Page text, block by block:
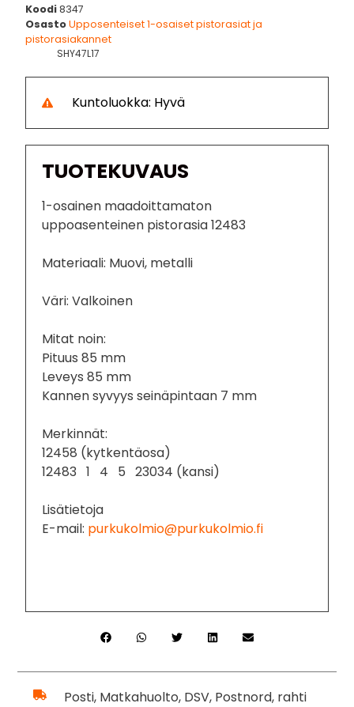
Koodi8347
OsastoUpposenteiset 1-osaiset pistorasiat ja
pistorasiakannet
SHY47L17
Kuntoluokka: Hyvä
TUOTEKUVAUS
1-osainen maadoittamaton
uppoasenteinen pistorasia 12483
Materiaali: Muovi, metalli
Väri: Valkoinen
Mitat noin:
Pituus 85 mm
Leveys 85 mm
Kannen syvyys seinäpintaan 7 mm
Merkinnät:
12458 (kytkentäosa)
12483 1 4 5 23034 (kansi)
Lisätietoja
E-mail: purkukolmio@purkukolmio.fi
Posti, Matkahuolto, DSV, Postnord, rahti